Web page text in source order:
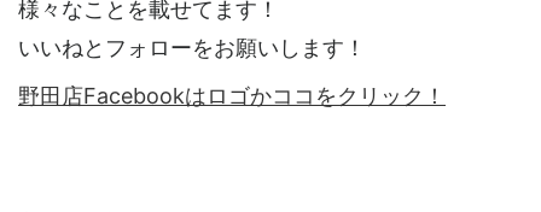
様々なことを載せてます！
いいねとフォローをお願いします！
野田店Facebookはロゴかココをクリック！